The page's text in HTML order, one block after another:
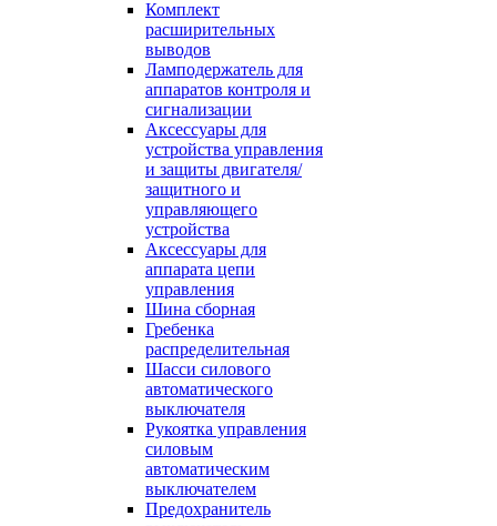
Комплект
расширительных
выводов
Ламподержатель для
аппаратов контроля и
сигнализации
Аксессуары для
устройства управления
и защиты двигателя/
защитного и
управляющего
устройства
Аксессуары для
аппарата цепи
управления
Шина сборная
Гребенка
распределительная
Шасси силового
автоматического
выключателя
Рукоятка управления
силовым
автоматическим
выключателем
Предохранитель